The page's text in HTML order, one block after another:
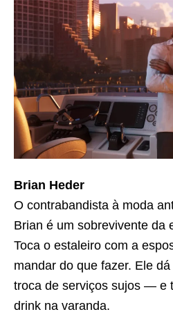
Brian Heder
O contrabandista à moda
Brian é um sobrevivente da
Toca o estaleiro com a
mandar do que fazer. Ele
troca de serviços sujos — e
drink na varanda.